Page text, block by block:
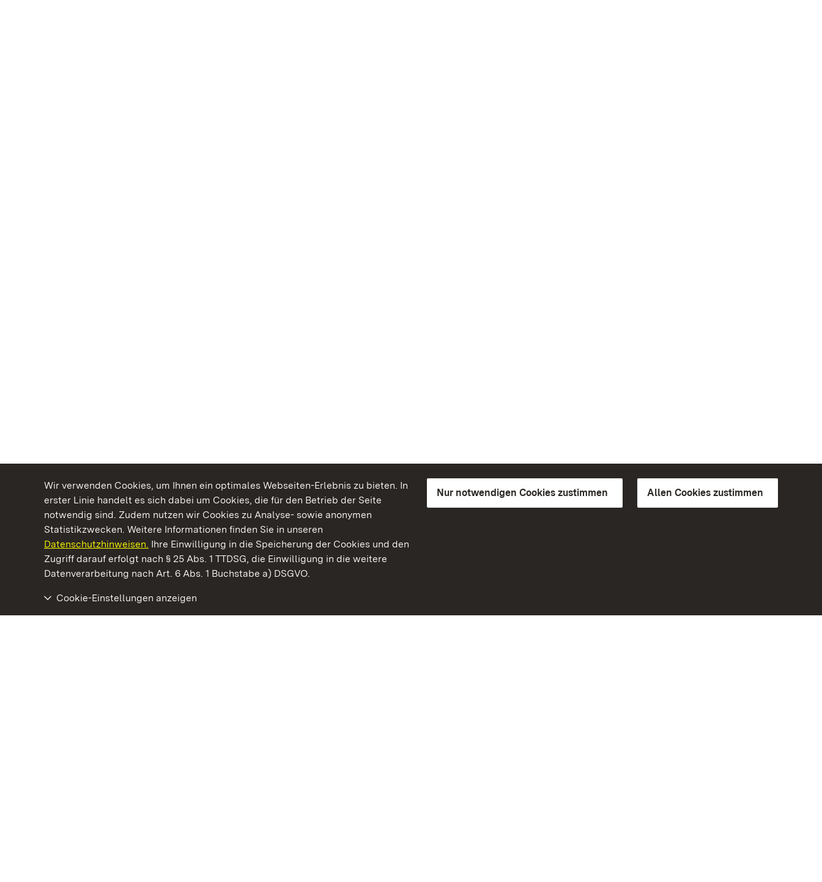
Wir verwenden Cookies, um Ihnen ein optimales Webseiten-Erlebnis zu bieten. In
erster Linie handelt es sich dabei um Cookies, die für den Betrieb der Seite
notwendig sind. Zudem nutzen wir Cookies zu Analyse- sowie anonymen
Statistikzwecken. Weitere Informationen finden Sie in unseren
Datenschutzhinweisen. Ihre Einwilligung in die Speicherung der Cookies und den
Zugriff darauf erfolgt nach § 25 Abs. 1 TTDSG, die Einwilligung in die weitere
Datenverarbeitung nach Art. 6 Abs. 1 Buchstabe a) DSGVO.
Nur notwendigen Cookies zustimmen Allen Cookies zustimmen
Cookie-Einstellungen anzeigen
Kommen. Staunen. Genießen.